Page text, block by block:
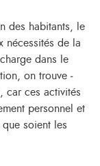
des habitants, le
nécessités de la
dans le
on trouve
car ces activités
personnel et
soient les